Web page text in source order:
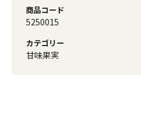
商品コード
5250015
カテゴリー
甘味果実